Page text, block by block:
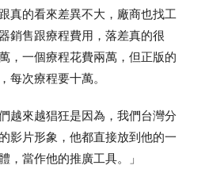
真的看來差異不大，廠商也找工
銷售跟療程費用，落差真的很
，一個療程花費兩萬，但正版的
每次療程要十萬。
越來越猖狂是因為，我們台灣分
影片形象，他都直接放到他的一
，當作他的推廣工具。」